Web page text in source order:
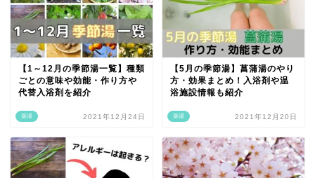
薬湯
【1～12月の季節湯一覧】種類
ごとの意味や効能・作り方や
代替入浴剤を紹介
2021年12月24日 薬湯
【5月の季節湯】菖蒲湯のやり
方・効果まとめ！入浴剤や温
浴施設情報も紹介
2021年12月20日